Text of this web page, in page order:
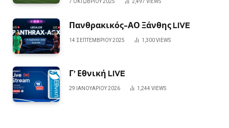
7 ΟΚΤΩΒΡΊΟΥ 2025 2,497 VIEWS
Πανθρακικός-ΑΟ Ξάνθης LIVE
14 ΣΕΠΤΕΜΒΡΊΟΥ 2025 1,300VIEWS
Γ’ Εθνική LIVE
29 ΙΑΝΟΥΑΡΊΟΥ 2026 1,244 VIEWS